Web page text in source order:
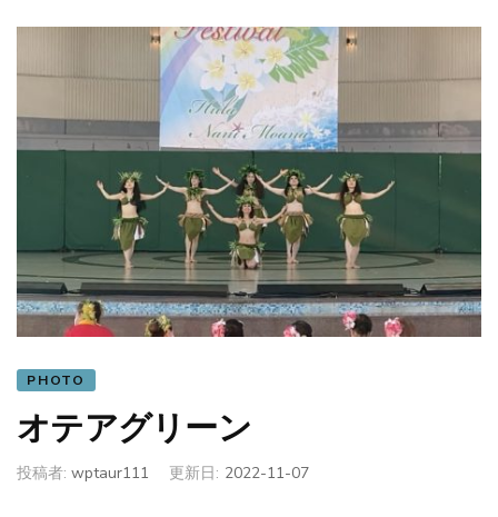
PHOTO
オテアグリーン
投稿者: wptaur111 更新日: 2022-11-07